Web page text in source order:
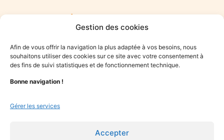
Gestion des cookies
Afin de vous offrir la navigation la plus adaptée à vos besoins, nous
souhaitons utiliser des cookies sur ce site avec votre consentement à
des fins de suivi statistiques et de fonctionnement technique.
Bonne navigation !
Gérer les services
Accepter
Rejoindre le réseau des praticiens du mieux-
engager dans une démarche solidaire ? Rejoignez le collectif
Optime.